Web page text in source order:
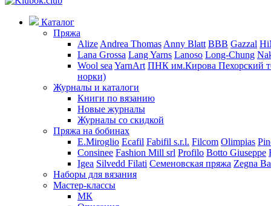
Каталог
Пряжа
Alize Andrea Thomas Anny Blatt BBB Gazzal
Lana Grossa Lang Yarns Lanoso Long-Chung
Wool sea YarnArt ПНК им.Кирова Пехорский
норки)
Журналы и каталоги
Книги по вязанию
Новые журналы
Журналы со скидкой
Пряжа на бобинах
E.Miroglio Ecafil Fabifil s.r.l. Filcom Olimpias
Consinee Fashion Mill srl Profilo Botto Giuseppe
Igea Silvedd Filati Семеновская пряжа Zegna
Наборы для вязания
Мастер-классы
МК